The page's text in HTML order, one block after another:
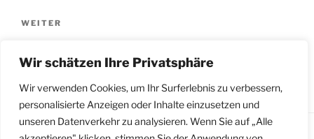
Wir schätzen Ihre Privatsphäre
Wir verwenden Cookies, um Ihr Surferlebnis zu verbessern,
personalisierte Anzeigen oder Inhalte einzusetzen und
unseren Datenverkehr zu analysieren. Wenn Sie auf „Alle
Nächster
WEITER
Trachtenverband